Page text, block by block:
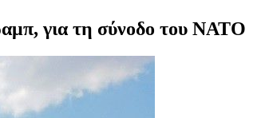
για τη σύνοδο του ΝΑΤΟ